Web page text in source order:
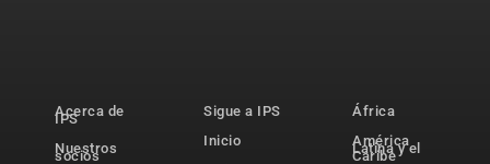
Acerca de
IPS
Nuestros
socios
Sigue a IPS
Inicio
África
América
Latina y el
Caribe